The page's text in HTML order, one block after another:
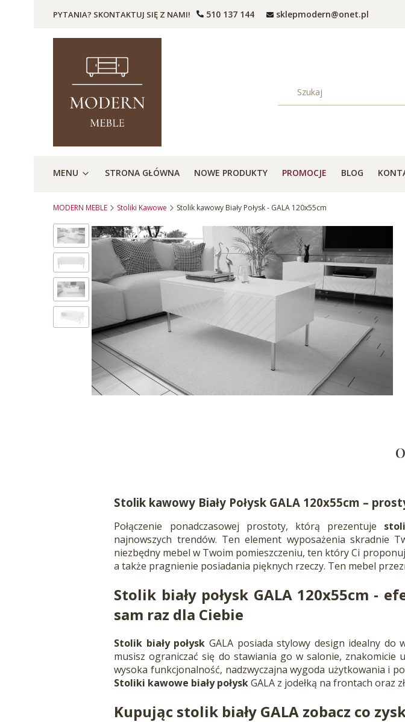
PYTANIA? SKONTAKTUJ SIĘ Z NAMI! 510 137 144 sklepmodern@onet.pl
MENU STRONA GŁÓWNA NOWE PRODUKTY PROMOCJE BLOG
MODERN MEBLE Stoliki Kawowe Stolik kawowy Biały Połysk - GALA 120x55cm
Stolik kawowy Biały Połysk GALA 120x55cm –
Połączenie ponadczasowej prostoty, którą prezentuje
najnowszych trendów. Ten element wyposażenia skradnie
niezbędny mebel w Twoim pomieszczeniu, ten który Ci
a także pragnienie posiadania pięknych rzeczy. Ten mebel
Stolik biały połysk GALA 120x55cm -
sam raz dla Ciebie
Stolik biały połysk GALA posiada stylowy design idealny
musisz ograniczać się do stawiania go w salonie, znakomicie
wysoka funkcjonalność, nadzwyczajna wygoda użytkowania i
Stoliki kawowe biały połyskGALA z jodełką na frontach oraz
Kupując stolik biały GALA zobacz co